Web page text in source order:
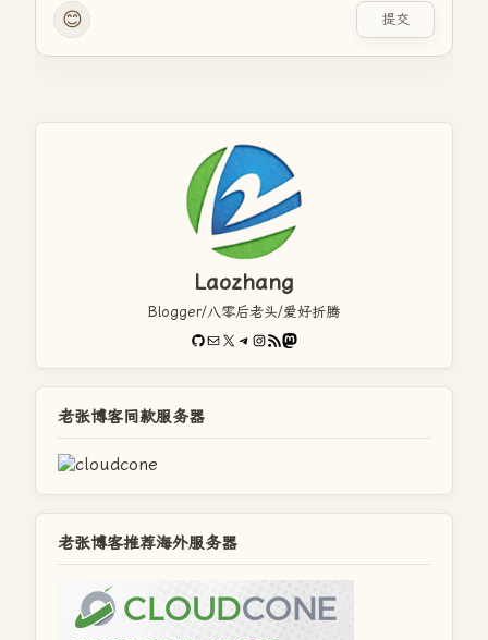
😊 提交
Laozhang
Blogger/八零后老头/爱好折腾
GitHub
电子邮件X Telegram
Instagram
RSS FeedMastodon
老张博客同款服务器
老张博客推荐海外服务器